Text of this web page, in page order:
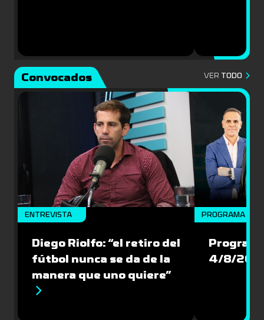
Convocados VER TODO
ENTREVISTA
Diego Riolfo: “el retiro del
fútbol nunca se da de la
manera que uno quiere”
PROGRAMA
4/8/